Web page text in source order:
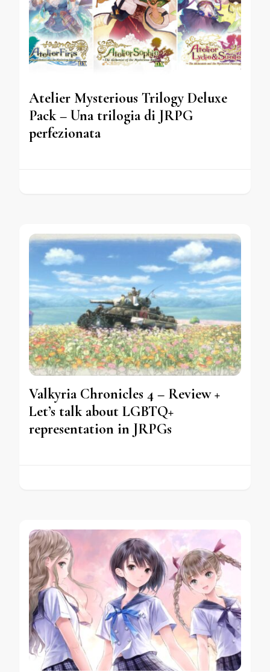
Atelier Mysterious Trilogy Deluxe
Pack – Una trilogia di JRPG
perfezionata
Valkyria Chronicles 4 – Review +
Let’s talk about LGBTQ+
representation in JRPGs